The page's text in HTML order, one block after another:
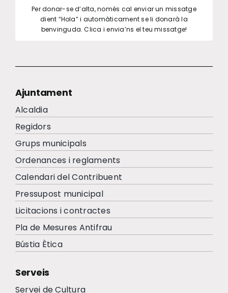
Per donar-se d’alta, només cal enviar un missatge
dient “Hola” i automàticament se li donarà la
benvinguda. Clica i envia’ns el teu missatge!
Ajuntament
Alcaldia
Regidors
Grups municipals
Ordenances i reglaments
Calendari del Contribuent
Pressupost municipal
Licitacions i contractes
Pla de Mesures Antifrau
Bústia Ètica
Serveis
Servei de Cultura